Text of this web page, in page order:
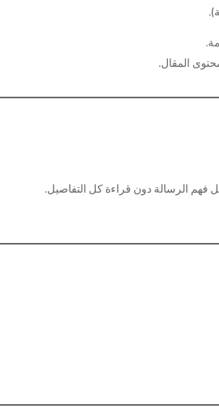
المقال.
فهم الرسالة دون قراءة كل التفاصيل.